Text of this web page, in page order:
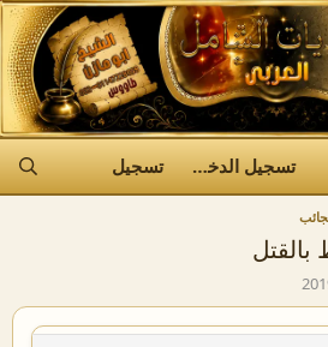
تسجيل الدخول تسجيل